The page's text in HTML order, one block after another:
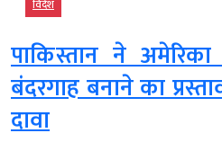
विदेश
पाकिस्तान ने
बंदरगाह बनाने का
दावा